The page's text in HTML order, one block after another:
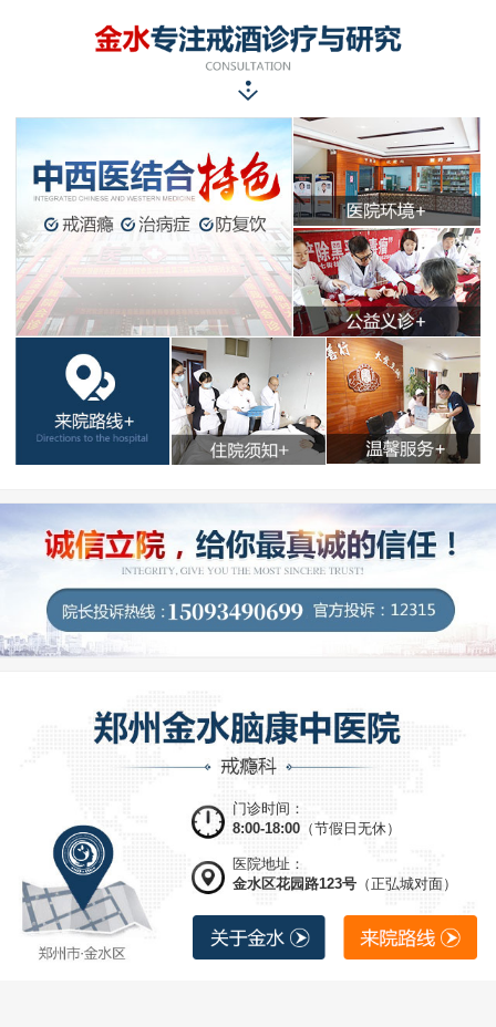
门诊时间：
8:00-18:00 （节假日无休）
医院地址：
金水区花园路123号 （正弘城对面）